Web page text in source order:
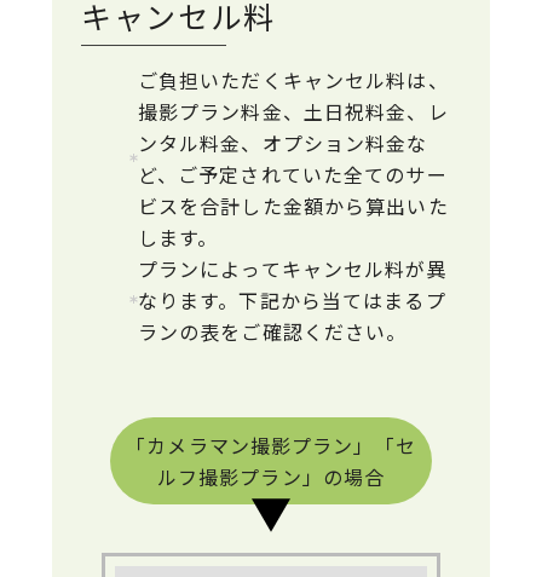
キャンセル料
ご負担いただくキャンセル料は、
撮影プラン料金、土日祝料金、レ
ンタル料金、オプション料金な
ど、ご予定されていた全てのサー
ビスを合計した金額から算出いた
します。
プランによってキャンセル料が異
なります。下記から当てはまるプ
ランの表をご確認ください。
「カメラマン撮影プラン」「セ
ルフ撮影プラン」の場合